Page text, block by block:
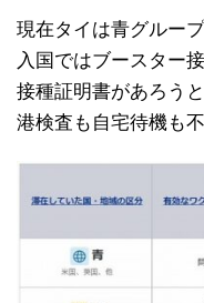
現在タイは青グルー
入国ではブースター
接種証明書があろう
港検査も自宅待機も不